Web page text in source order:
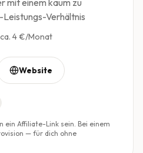
mit einem kaum zu
Verhältnis
4 €/Monat
Website
ein Affiliate-Link sein. Bei einem
— für dich ohne